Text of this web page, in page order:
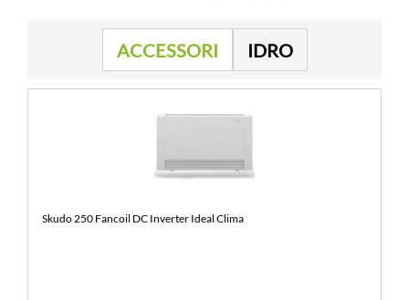
ACCESSORI IDRO
Skudo 250 Fancoil DC Inverter Ideal Clima